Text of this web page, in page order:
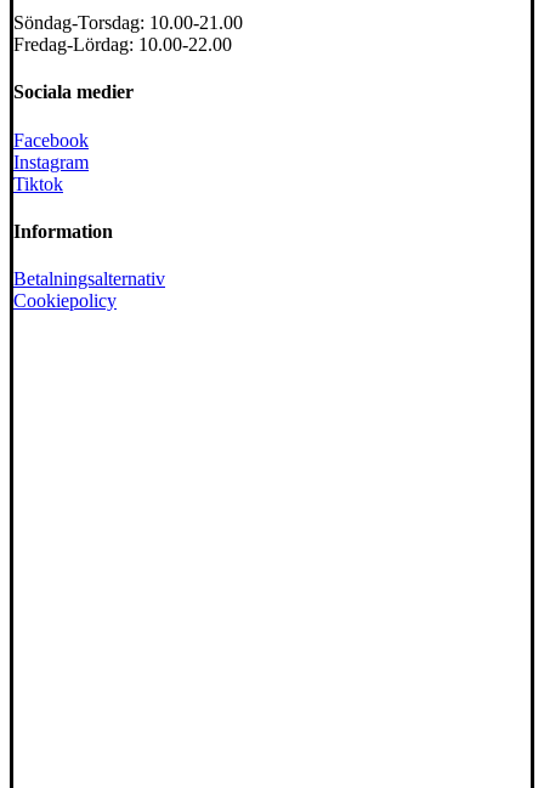
Söndag-Torsdag: 10.00-21.00
Fredag-Lördag: 10.00-22.00
Sociala medier
Facebook
Instagram
Tiktok
Information
Betalningsalternativ
Cookiepolicy